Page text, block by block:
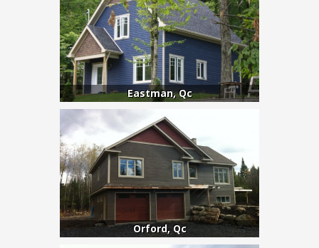
Eastman, Qc
Orford, Qc